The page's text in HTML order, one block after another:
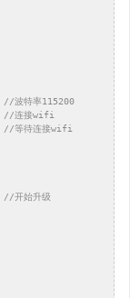
//波特率115200
//连接wifi
//等待连接wifi
//开始升级